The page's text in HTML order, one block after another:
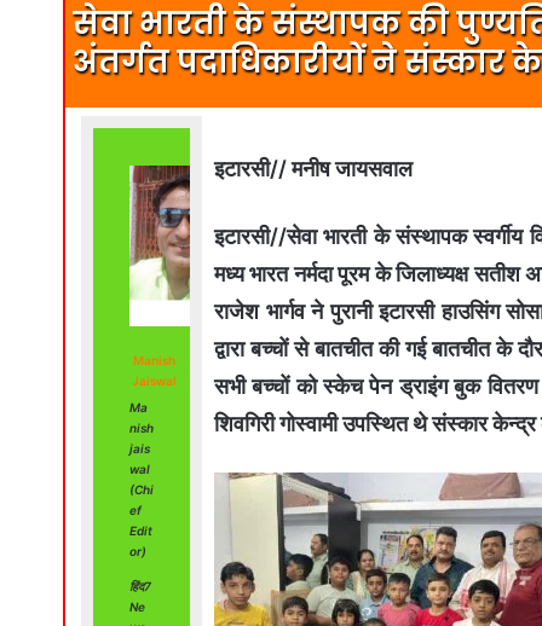
सेवा भारती के संस्थापक की
अंतर्गत पदाधिकारीयों ने संस्कार
Manish
Jaiswal
Ma
nish
jais
wal
(Chi
ef
Edit
or)
हिंद7
Ne
इटारसी// मनीष जायसवाल
इटारसी//सेवा भारती के संस्थापक स्वर्गीय
मध्य भारत नर्मदा पूरम के जिलाध्यक्ष
राजेश भार्गव ने पुरानी इटारसी हाउसिंग
द्वारा बच्चों से बातचीत की गई बातचीत के
सभी बच्चों को स्केच पेन ड्राइंग बुक
शिवगिरी गोस्वामी उपस्थित थे संस्कार